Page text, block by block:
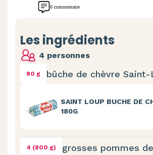
0 commentaire
Les ingrédients
4 personnes
80 g bûche de chèvre Saint-
SAINT LOUP BUCHE DE
180G
4 (800 g) grosses pommes